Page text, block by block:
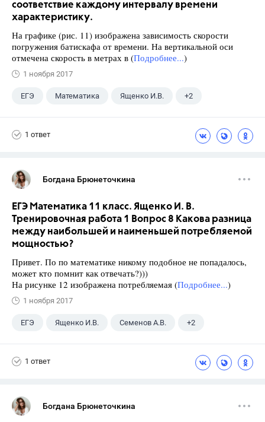
соответствие каждому интервалу времени
характеристику.
На графике (рис. 11) изображена зависимость скорости
погружения батискафа от времени. На вертикальной оси
отмечена скорость в метрах в (Подробнее...)
1 ноября 2017
ЕГЭ Математика Ященко И.В. +2
1 ответ
Богдана Брюнеточкина
ЕГЭ Математика 11 класс. Ященко И. В.
Тренировочная работа 1 Вопрос 8 Какова разница
между наибольшей и наименьшей потребляемой
мощностью?
Привет. По по математике никому подобное не попадалось,
может кто помнит как отвечать?)))
На рисунке 12 изображена потребляемая (Подробнее...)
1 ноября 2017
ЕГЭ Ященко И.В. Семенов А.В. +2
1 ответ
Богдана Брюнеточкина